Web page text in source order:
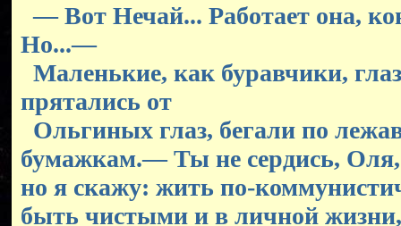
— Вот Нечай... Работает она,
Но...—
Маленькие, как буравчики,
прятались от
Ольгиных глаз, бегали по
бумажкам.— Ты не сердись,
но я скажу: жить по-
быть чистыми и в личной